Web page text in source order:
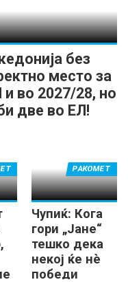
без
место за
во 2027/28, но
две во ЕЛ!
Чупиќ: Кога
гори „Јане“
тешко дека
некој ќе нѐ
победи
РАКОМЕТ